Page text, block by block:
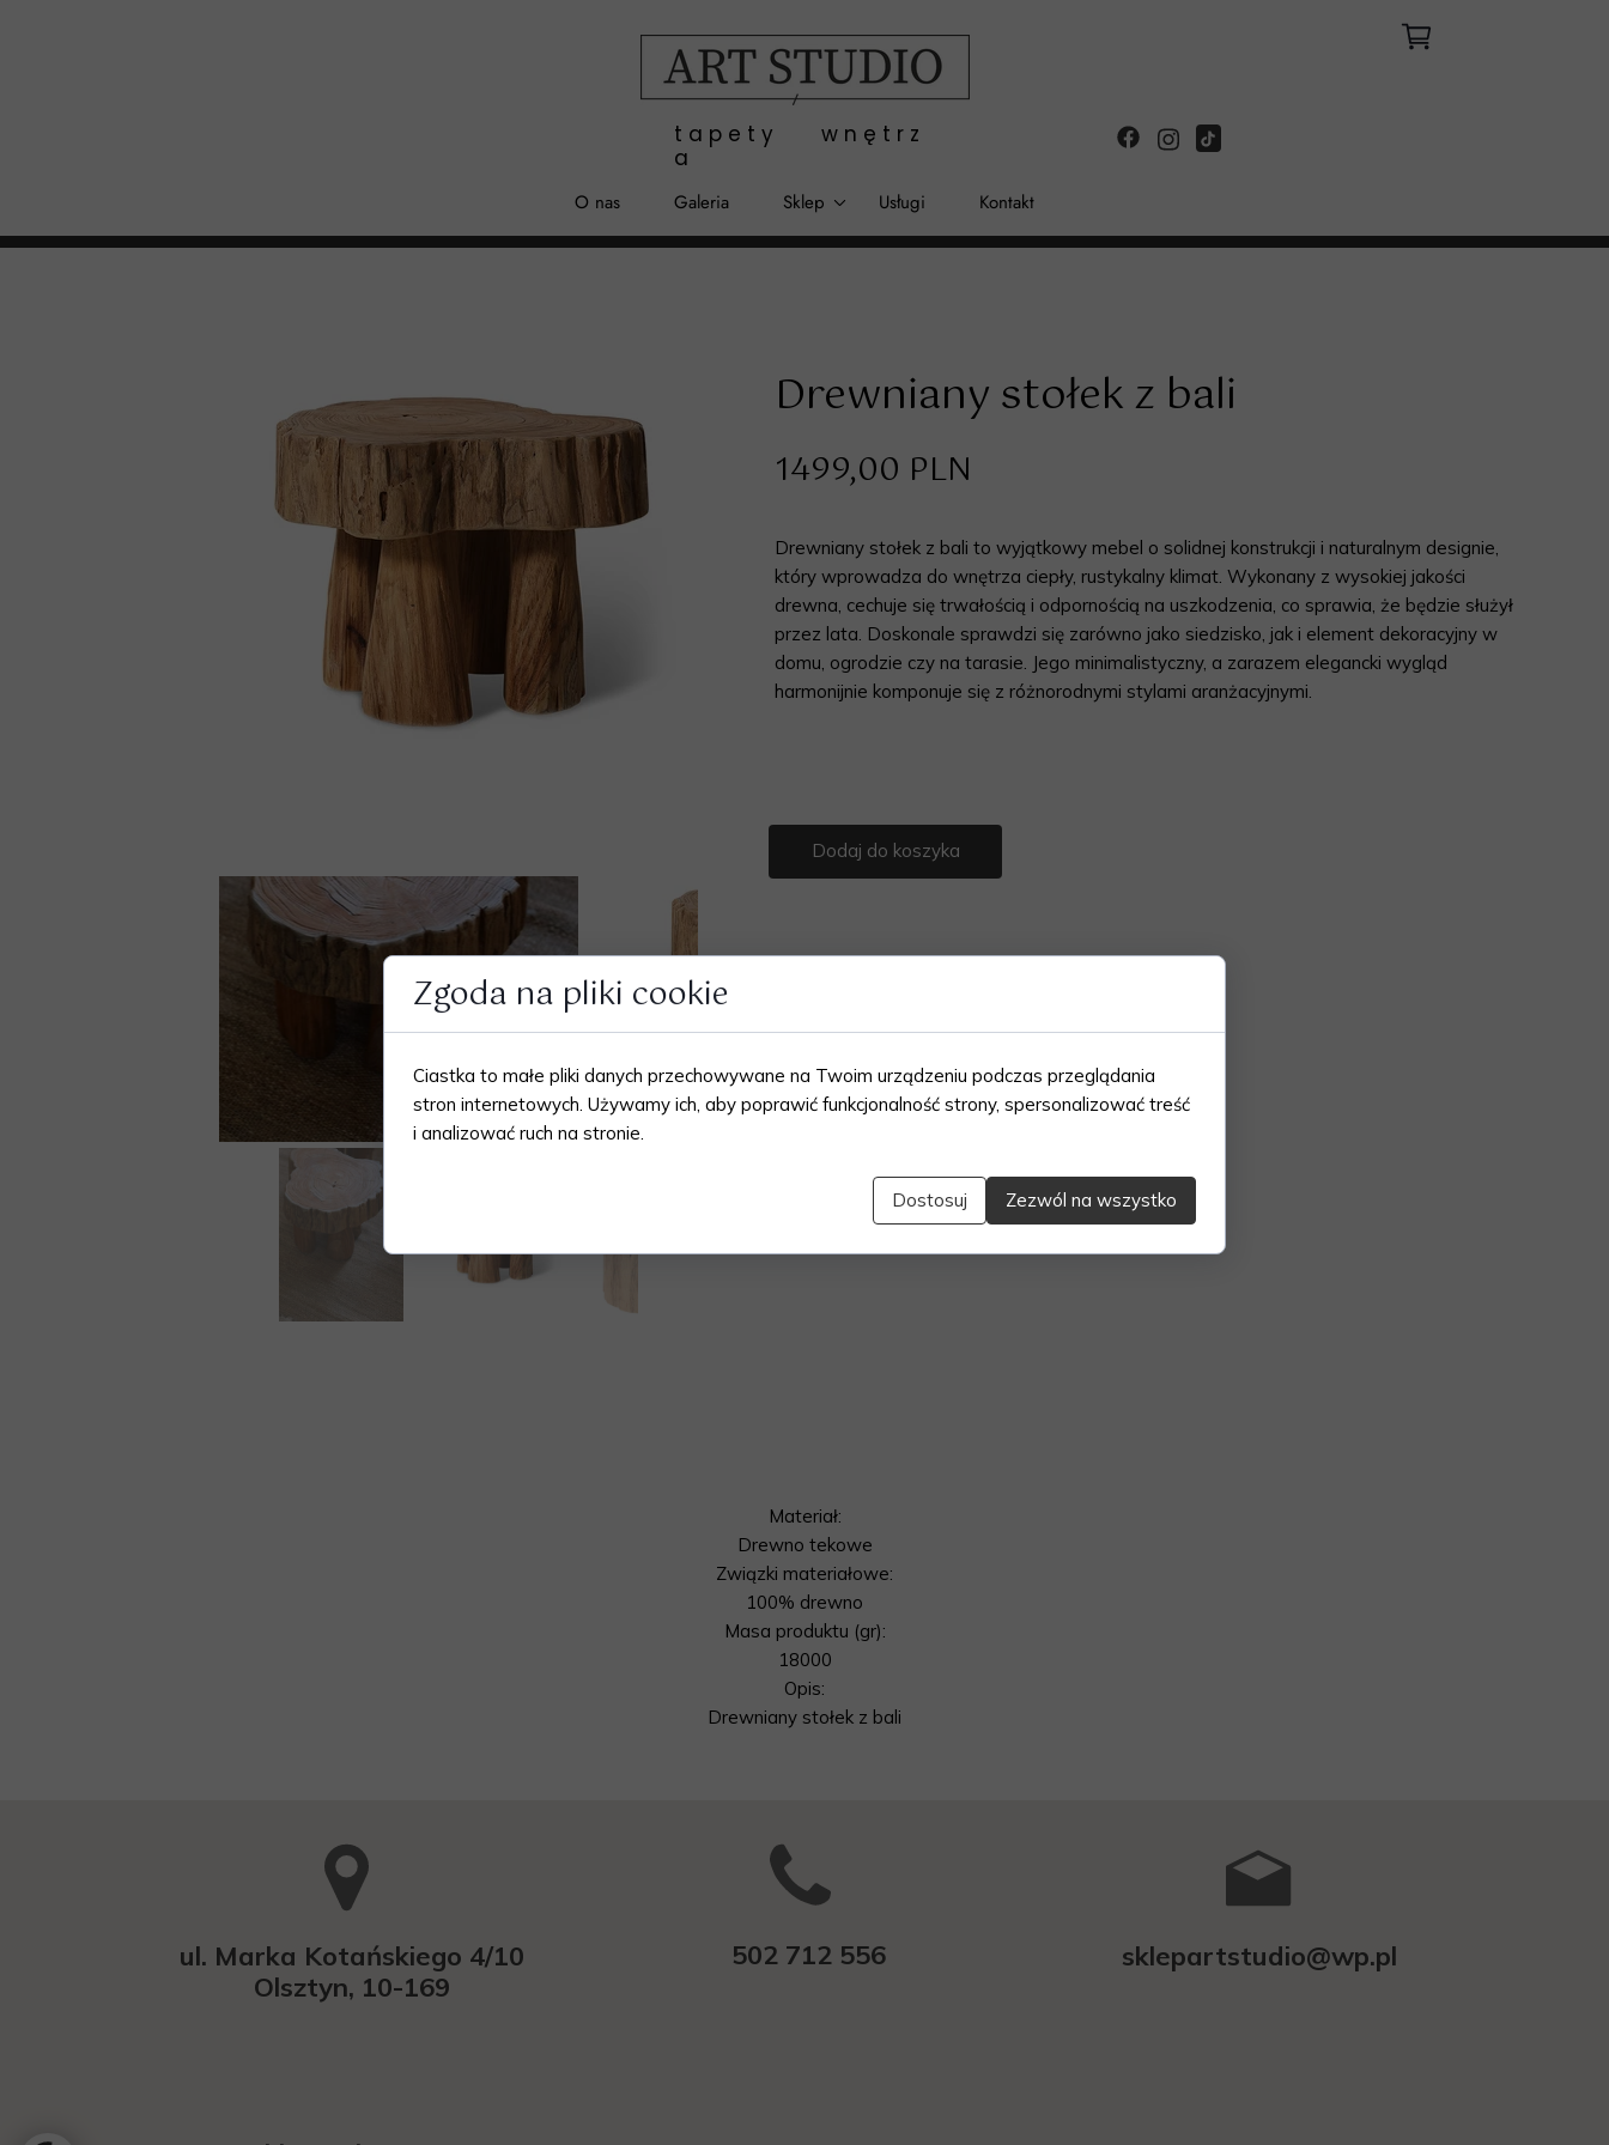
t a p e t y w n ę t r z
a
O nas Galeria Sklep
Malarstwo
Lampy
Lustra
Usługi Kontakt
Dodaj do koszyka
Drewniany stołek z bali to wyjątkowy mebel o solidnej konstrukcji i naturalnym designie,
który wprowadza do wnętrza ciepły, rustykalny klimat. Wykonany z wysokiej jakości
drewna, cechuje się trwałością i odpornością na uszkodzenia, co sprawia, że będzie służył
przez lata. Doskonale sprawdzi się zarówno jako siedzisko, jak i element dekoracyjny w
domu, ogrodzie czy na tarasie. Jego minimalistyczny, a zarazem elegancki wygląd
harmonijnie komponuje się z różnorodnymi stylami aranżacyjnymi.
1499,00 PLN
Drewniany stołek z bali
Materiał:
Drewno tekowe
Związki materiałowe:
100% drewno
Masa produktu (gr):
18000
Opis:
Drewniany stołek z bali
ul. Marka Kotańskiego 4/10
Olsztyn, 10-169
502 712 556 sklepartstudio@wp.pl
Zgoda na pliki cookie
Ciastka to małe pliki danych przechowywane na Twoim urządzeniu podczas przeglądania
stron internetowych. Używamy ich, aby poprawić funkcjonalność strony, spersonalizować treść
i analizować ruch na stronie.
Dostosuj Zezwól na wszystko